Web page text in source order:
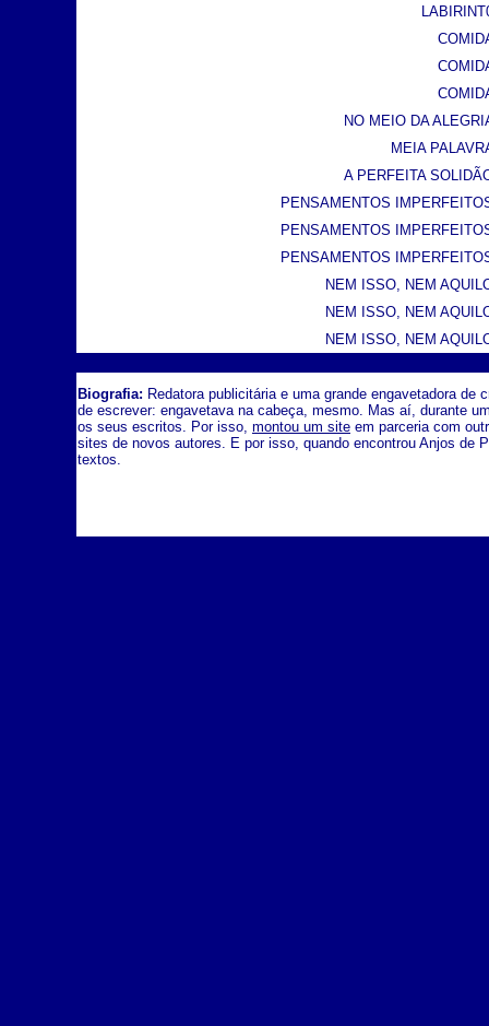
NO MEIO DA
MEIA
A PERFEITA
PENSAMENTOS
PENSAMENTOS
PENSAMENTOS
NEM ISSO, NEM
NEM ISSO, NEM
NEM ISSO, NEM
Biografia: Redatora publicitária e uma grande engavetadora
de escrever: engavetava na cabeça, mesmo. Mas aí, durante
os seus escritos. Por isso, montou um site em parceria com
sites de novos autores. E por isso, quando encontrou Anjos de
textos.